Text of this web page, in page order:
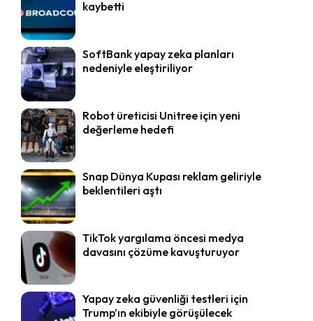
kaybetti
SoftBank yapay zeka planları
nedeniyle eleştiriliyor
Robot üreticisi Unitree için yeni
değerleme hedefi
Snap Dünya Kupası reklam geliriyle
beklentileri aştı
TikTok yargılama öncesi medya
davasını çözüme kavuşturuyor
Yapay zeka güvenliği testleri için
Trump’ın ekibiyle görüşülecek